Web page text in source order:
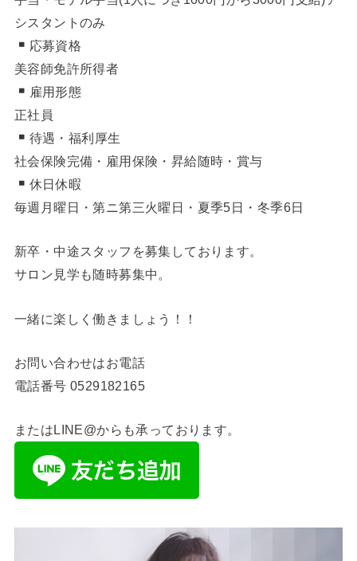
シスタントのみ
応募資格
美容師免許所得者
雇用形態
正社員
待遇・福利厚生
社会保険完備・雇用保険・昇給随時・賞与
休日休暇
毎週月曜日・第ニ第三火曜日・夏季5日・冬季6日
新卒・中途スタッフを募集しております。
サロン見学も随時募集中。
一緒に楽しく働きましょう！！
お問い合わせはお電話
電話番号 0529182165
またはLINE@からも承っております。